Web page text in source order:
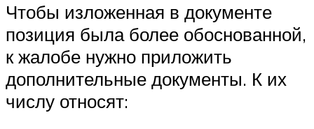
Чтобы изложенная в документе
позиция была более обоснованной,
к жалобе нужно приложить
дополнительные документы. К их
числу относят: